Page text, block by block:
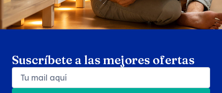
Suscríbete a las mejores ofertas